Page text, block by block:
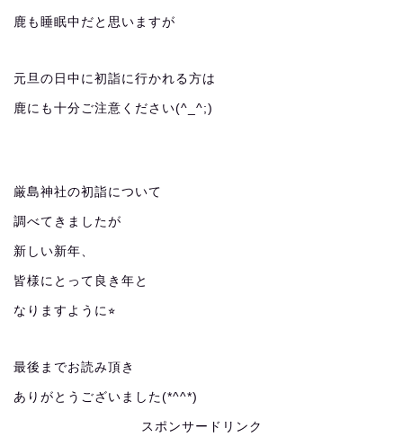
鹿も睡眠中だと思いますが
元旦の日中に初詣に行かれる方は
鹿にも十分ご注意ください(^_^;)
厳島神社の初詣について
調べてきましたが
新しい新年、
皆様にとって良き年と
なりますように⭐︎
最後までお読み頂き
ありがとうございました(*^^*)
スポンサードリンク